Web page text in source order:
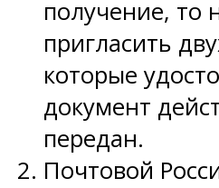
получение, то
пригласить
которые
документ
передан.
Почтовой